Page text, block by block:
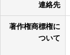
連絡先
著作権商標権に
ついて